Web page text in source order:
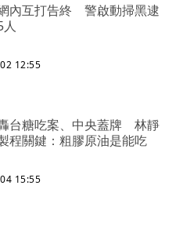
內互打告終 警啟動掃黑逮
12:55
台糖吃案、中央蓋牌 林靜
程關鍵：粗膠原油是能吃
15:55